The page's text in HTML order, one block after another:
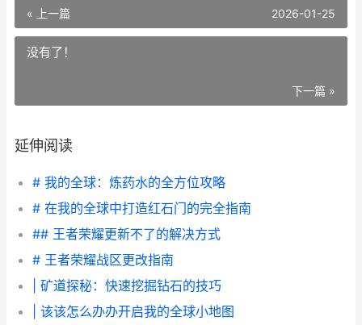
« 上一篇 2026-01-25
没有了！
下一篇 »
延伸阅读
# 我的全球：炼药水的全方位攻略
# 在我的全球中打造红石门的完全指南
## 王者荣耀更新不了的解决方式
# 王者荣耀战区更改指南
| 矿道探秘：快速挖掘钻石的技巧
| 该该怎么办办开启我的全球小地图